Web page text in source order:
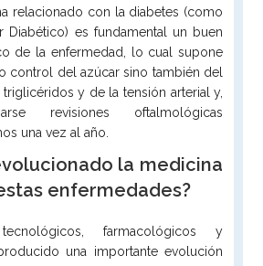
relacionado con la diabetes (como
Diabético) es fundamental un buen
de la enfermedad, lo cual supone
control del azúcar sino también del
y de la tensión arterial y,
revisiones oftalmológicas
una vez al año.
la medicina
enfermedades?
farmacológicos y
una importante evolución